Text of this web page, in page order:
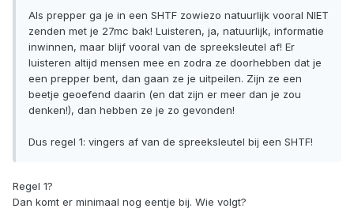
Als prepper ga je in een SHTF zowiezo natuurlijk vooral NIET
zenden met je 27mc bak! Luisteren, ja, natuurlijk, informatie
inwinnen, maar blijf vooral van de spreeksleutel af! Er
luisteren altijd mensen mee en zodra ze doorhebben dat je
een prepper bent, dan gaan ze je uitpeilen. Zijn ze een
beetje geoefend daarin (en dat zijn er meer dan je zou
denken!), dan hebben ze je zo gevonden!
Dus regel 1: vingers af van de spreeksleutel bij een SHTF!
Regel 1?
Dan komt er minimaal nog eentje bij. Wie volgt?